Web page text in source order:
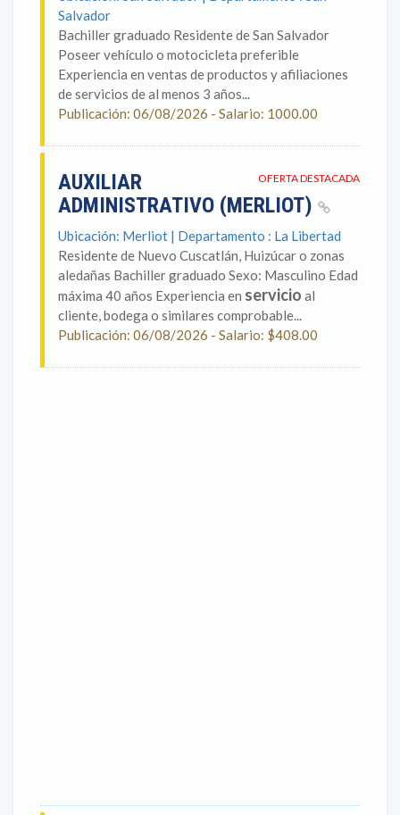
Salvador
Bachiller graduado Residente de San Salvador
Poseer vehículo o motocicleta preferible
Experiencia en ventas de productos y afiliaciones
de servicios de al menos 3 años...
Publicación: 06/08/2026 - Salario: 1000.00
OFERTA DESTACADA
AUXILIAR
ADMINISTRATIVO (MERLIOT)
Ubicación: Merliot | Departamento : La Libertad
Residente de Nuevo Cuscatlán, Huizúcar o zonas
aledañas Bachiller graduado Sexo: Masculino Edad
máxima 40 años Experiencia en servicio al
cliente, bodega o similares comprobable...
Publicación: 06/08/2026 - Salario: $408.00